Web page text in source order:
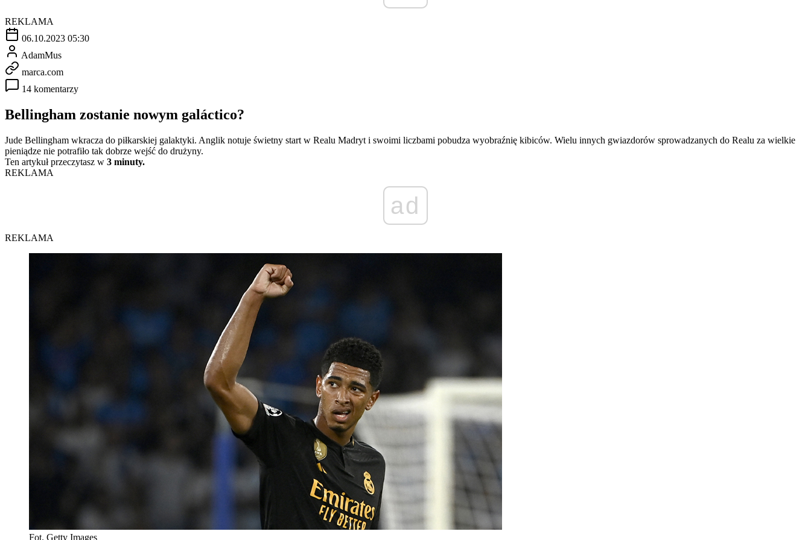
REKLAMA
06.10.2023 05:30
AdamMus
marca.com
14 komentarzy
Bellingham zostanie nowym galáctico?
Jude Bellingham wkracza do piłkarskiej galaktyki. Anglik notuje świetny start w Realu Madryt i swoimi liczbami pobudza wyobraźnię kibiców. Wielu innych gwiazdorów sprowadzanych do Realu za wielkie
pieniądze nie potrafiło tak dobrze wejść do drużyny.
Ten artykuł przeczytasz w 3 minuty.
REKLAMA
ad
REKLAMA
Fot. Getty Images